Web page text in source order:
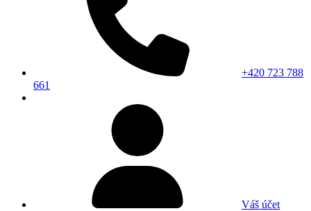
+420 723 788
661
Váš účet